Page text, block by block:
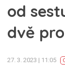
od
dvě
27. 3. 2023 | 11:05